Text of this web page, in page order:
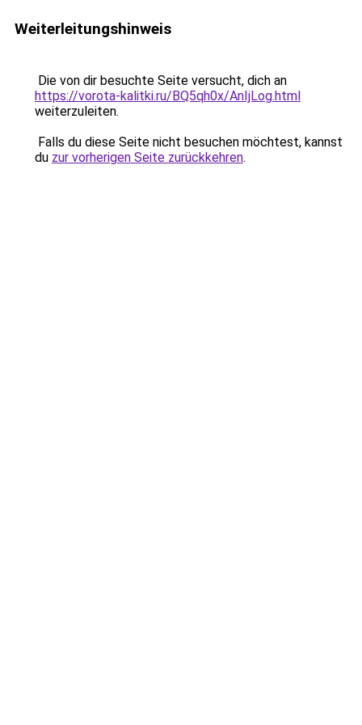
Weiterleitungshinweis
Die von dir besuchte Seite versucht, dich an
https://vorota-kalitki.ru/BQ5qh0x/AnIjLog.html
weiterzuleiten.
Falls du diese Seite nicht besuchen möchtest, kannst
du zur vorherigen Seite zurückkehren.